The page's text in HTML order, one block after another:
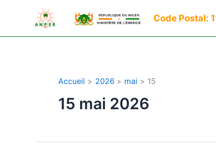
Code Postal:
Accueil 2026 mai 15
15 mai 2026